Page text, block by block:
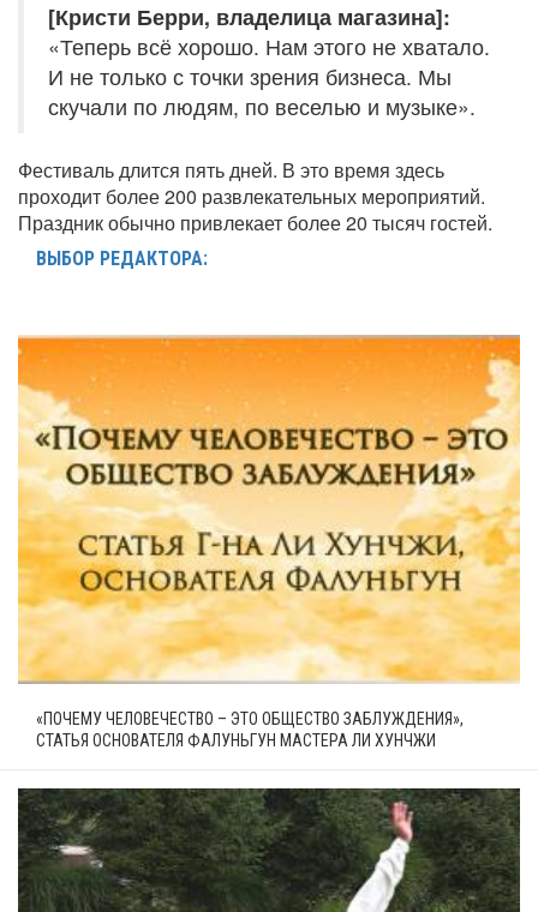
[Кристи Берри, владелица магазина]:
«Теперь всё хорошо. Нам этого не хватало.
И не только с точки зрения бизнеса. Мы
скучали по людям, по веселью и музыке».
Фестиваль длится пять дней. В это время здесь
проходит более 200 развлекательных мероприятий.
Праздник обычно привлекает более 20 тысяч гостей.
ВЫБОР РЕДАКТОРА:
«ПОЧЕМУ ЧЕЛОВЕЧЕСТВО – ЭТО ОБЩЕСТВО ЗАБЛУЖДЕНИЯ»,
СТАТЬЯ ОСНОВАТЕЛЯ ФАЛУНЬГУН МАСТЕРА ЛИ ХУНЧЖИ